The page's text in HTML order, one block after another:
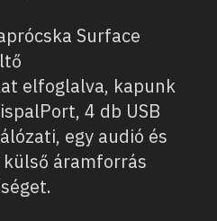
Surface
elfoglalva, kapunk
4 db USB
egy audió és
áramforrás